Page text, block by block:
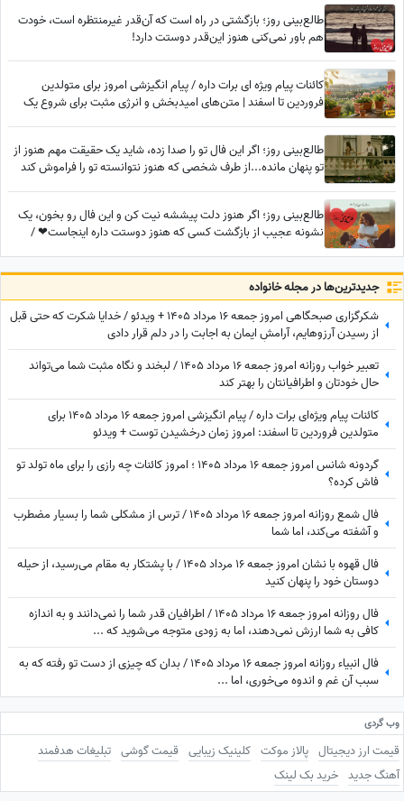
طالع‌بینی روز؛ بازگشتی در راه است که آن‌قدر غیرمنتظره است، خودت
هم باور نمی‌کنی هنوز این‌قدر دوستت دارد!
کائنات پیام ویژه ای برات داره / پیام انگیزشی امروز برای متولدین
فروردین تا اسفند | متن‌های امیدبخش و انرژی مثبت برای شروع یک
طالع‌بینی روز؛ اگر این فال تو را صدا زده، شاید یک حقیقت مهم هنوز از
تو پنهان مانده...از طرف شخصی که هنوز نتوانسته تو را فراموش کند
طالع‌بینی روز؛ اگر هنوز دلت پیششه نیت کن و این فال رو بخون، یک
نشونه عجیب از بازگشت کسی که هنوز دوستت داره اینجاست❤ /
جدید‌ترین‌ها در مجله خانواده
شکرگزاری صبحگاهی امروز جمعه 16 مرداد 1405 + ویدئو / خدایا شکرت که حتی قبل
از رسیدن آرزوهایم، آرامشِ ایمان به اجابت را در دلم قرار دادی
تعبیر خواب روزانه امروز جمعه 16 مرداد 1405 / لبخند و نگاه مثبت شما می‌تواند
حال خودتان و اطرافیانتان را بهتر کند
کائنات پیام ویژه‌ای برات داره / پیام انگیزشی امروز جمعه 16 مرداد 1405 برای
متولدین فروردین تا اسفند: امروز زمان درخشیدن توست + ویدئو
گردونه شانس امروز جمعه 16 مرداد 1405 ؛ امروز کائنات چه رازی را برای ماه تولد تو
فاش کرده؟
فال شمع روزانه امروز جمعه 16 مرداد 1405 / ترس از مشکلی شما را بسیار مضطرب
و آشفته می‌کند، اما شما
فال قهوه با نشان امروز جمعه 16 مرداد 1405 / با پشتکار به مقام می‌رسید، از حیله
دوستان خود را پنهان کنید
فال روزانه امروز جمعه 16 مرداد 1405 / اطرافیان قدر شما را نمی‌دانند و به اندازه
کافی به شما ارزش نمی‌دهند، اما به زودی متوجه می‌شوید که ...
فال انبیاء روزانه امروز جمعه 16 مرداد 1405 / بدان که چیزی از دست تو رفته که به
سبب آن غم و اندوه می‌خوری، اما ...
وب گردی
قیمت ارز دیجیتال پالاز موکت کلینیک زیبایی قیمت گوشی تبلیغات هدفمند
آهنگ جدید خرید بک لینک